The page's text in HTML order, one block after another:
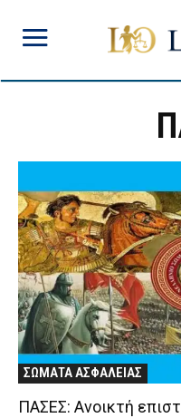
ΣΩΜΑΤΑ ΑΣΦΑΛΕΙΑΣ
ΠΑΣΕΣ: Ανοικτή